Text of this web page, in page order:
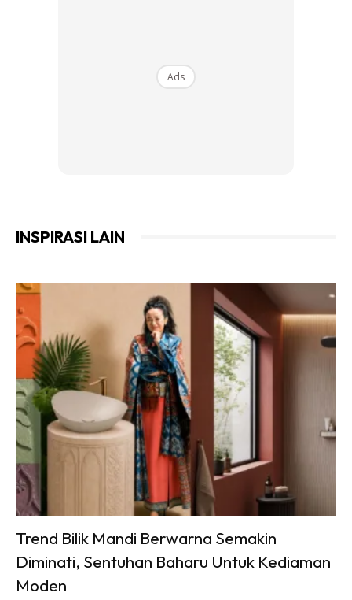
Ads
INSPIRASI LAIN
Trend Bilik Mandi Berwarna Semakin
Diminati, Sentuhan Baharu Untuk Kediaman
Moden